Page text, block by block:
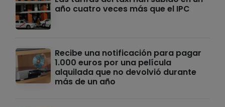
año cuatro veces más que el IPC
Recibe una notificación para pagar
1.000 euros por una película
alquilada que no devolvió durante
más de un año